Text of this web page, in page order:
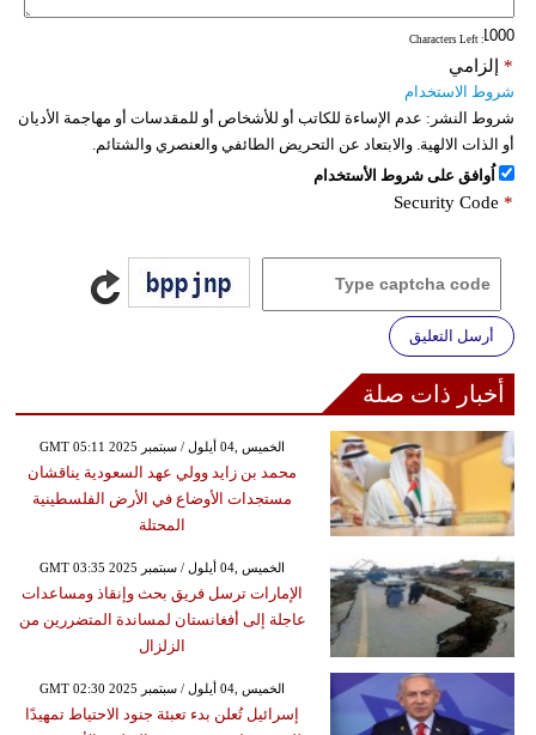
: Characters Left
إلزامي *
شروط الاستخدام
شروط النشر: عدم الإساءة للكاتب أو للأشخاص أو للمقدسات أو مهاجمة الأديان
أو الذات الالهية. والابتعاد عن التحريض الطائفي والعنصري والشتائم.
اُوافق على شروط الأستخدام
Security Code *
أرسل التعليق
أخبار ذات صلة
GMT 05:11 2025 الخميس ,04 أيلول / سبتمبر
محمد بن زايد وولي عهد السعودية يناقشان
مستجدات الأوضاع في الأرض الفلسطينية
المحتلة
GMT 03:35 2025 الخميس ,04 أيلول / سبتمبر
الإمارات ترسل فريق بحث وإنقاذ ومساعدات
عاجلة إلى أفغانستان لمساندة المتضررين من
الزلزال
GMT 02:30 2025 الخميس ,04 أيلول / سبتمبر
إسرائيل تُعلن بدء تعبئة جنود الاحتياط تمهيدًا